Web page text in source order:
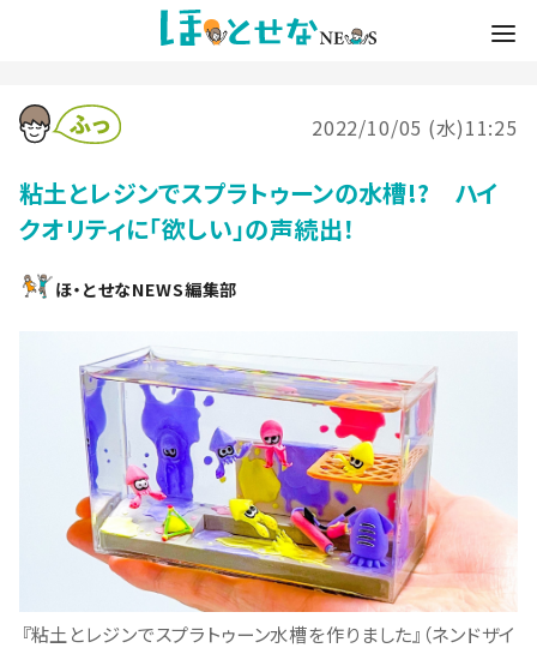
2022/10/05 (水)11:25
粘土とレジンでスプラトゥーンの水槽!? ハイ
クオリティに「欲しい」の声続出！
ほ・とせなNEWS編集部
『粘土とレジンでスプラトゥーン水槽を作りました』（ネンドザイ